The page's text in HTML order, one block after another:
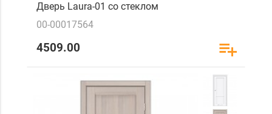
Дверь Laura-01 со стеклом
00-00017564
4509.00